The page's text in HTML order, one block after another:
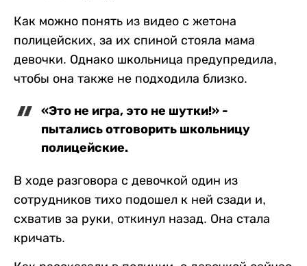
Как можно понять из видео с жетона
полицейских, за их спиной стояла мама
девочки. Однако школьница предупредила,
чтобы она также не подходила близко.
«Это не игра, это не шутки!» -
пытались отговорить школьницу
полицейские.
В ходе разговора с девочкой один из
сотрудников тихо подошел к ней сзади и,
схватив за руки, откинул назад. Она стала
кричать.